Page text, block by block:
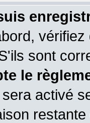
sont
le
activé